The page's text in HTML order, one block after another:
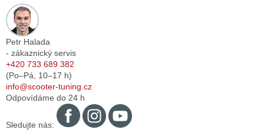
Petr Halada
- zákaznický servis
+420 733 689 382
(Po–Pá, 10–17 h)
info@scooter-tuning.cz
Odpovídáme do 24 h
Sledujte nás: